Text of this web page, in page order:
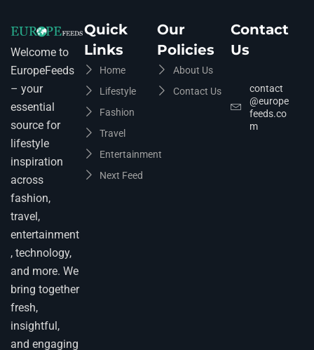
Welcome to
EuropeFeeds
– your
essential
source for
lifestyle
inspiration
across
fashion,
travel,
entertainment
, technology,
and more. We
bring together
fresh,
insightful,
and engaging
Quick
Links
Home
Lifestyle
Fashion
Travel
Entertainment
Next Feed
Our
Policies
About Us
Contact Us
Contact
Us
contact
@europe
feeds.co
m